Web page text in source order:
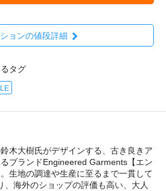
ョンの値段詳細
タグ
木大樹氏がデザインする、古き良きア
ブランドEngineered Garments【エン
生地の調達や生産に至るまで一貫して
、海外のショップの評価も高い、大人